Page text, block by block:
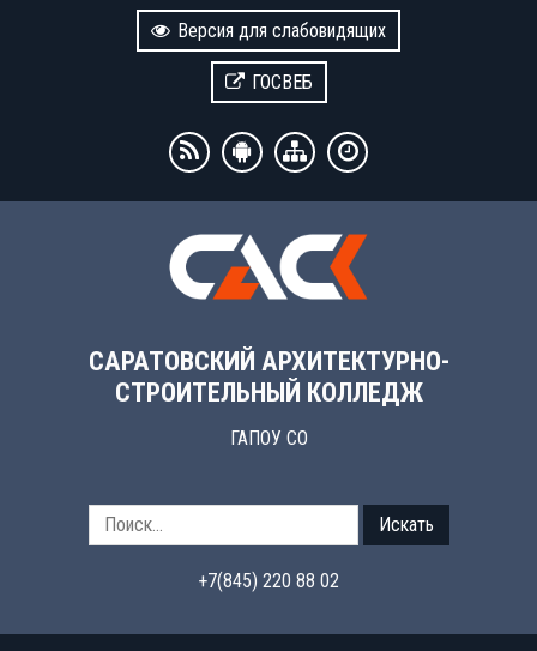
Версия для слабовидящих
ГОСВЕБ
САРАТОВСКИЙ АРХИТЕКТУРНО-
СТРОИТЕЛЬНЫЙ КОЛЛЕДЖ
ГАПОУ СО
Искать
+7(845) 220 88 02